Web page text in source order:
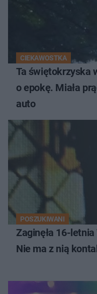
CIEKAWOSTKA
Ta świętokrzyska
o epokę. Miała
auto
POSZUKIWANI
Zaginęła 16-
Nie ma z nią